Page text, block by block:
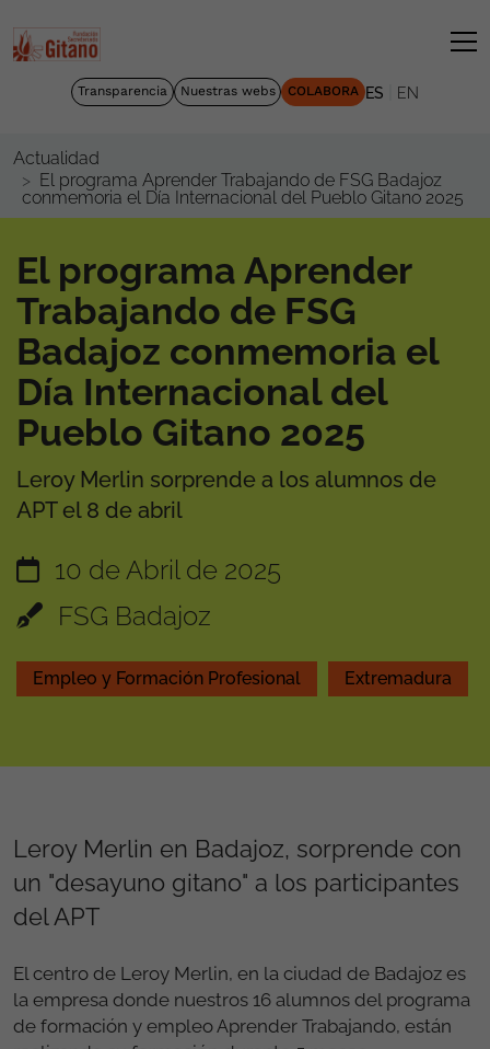
Transparencia Nuestras webs COLABORA ES EN
Actualidad
El programa Aprender Trabajando de FSG Badajoz
conmemoria el Día Internacional del Pueblo Gitano 2025
El programa Aprender
Trabajando de FSG
Badajoz conmemoria el
Día Internacional del
Pueblo Gitano 2025
Leroy Merlin sorprende a los alumnos de
APT el 8 de abril
10 de Abril de 2025
FSG Badajoz
Empleo y Formación Profesional Extremadura
Leroy Merlin en Badajoz, sorprende con
un "desayuno gitano" a los participantes
del APT
El centro de Leroy Merlin, en la ciudad de Badajoz es
la empresa donde nuestros 16 alumnos del programa
de formación y empleo Aprender Trabajando, están